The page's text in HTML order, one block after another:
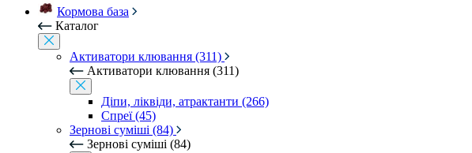
Кормова база
Каталог
Активатори клювання (311)
Активатори клювання (311)
Діпи, ліквіди, атрактанти (266)
Спреї (45)
Зернові суміші (84)
Зернові суміші (84)